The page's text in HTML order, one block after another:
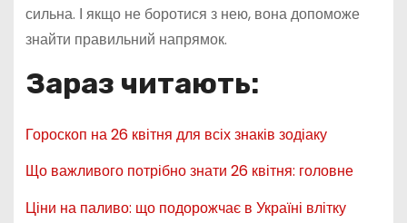
сильна. І якщо не боротися з нею, вона допоможе
знайти правильний напрямок.
Зараз читають:
Гороскоп на 26 квітня для всіх знаків зодіаку
Що важливого потрібно знати 26 квітня: головне
Ціни на паливо: що подорожчає в Україні влітку